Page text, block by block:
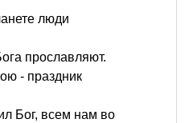
люди
прославляют.
- праздник
Бог, всем нам во